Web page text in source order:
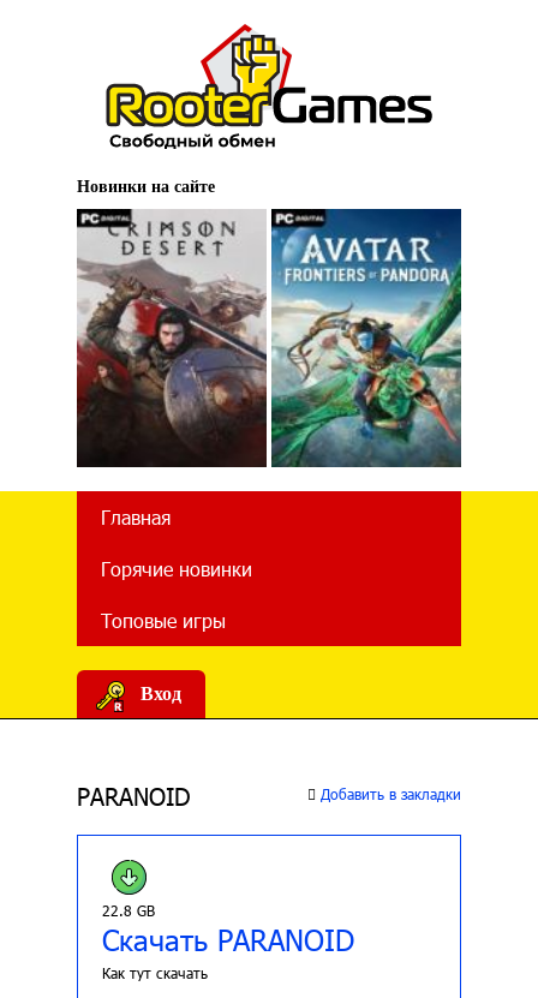
Новинки на сайте
Главная
Горячие новинки
Топовые игры
Вход
PARANOID Добавить в закладки
22.8 GB
Скачать PARANOID
Как тут скачать